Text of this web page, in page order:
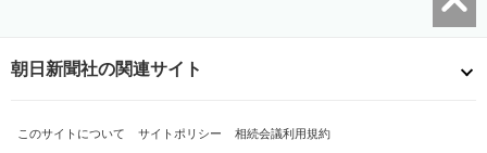
朝日新聞社の関連サイト
このサイトについて サイトポリシー 相続会議利用規約